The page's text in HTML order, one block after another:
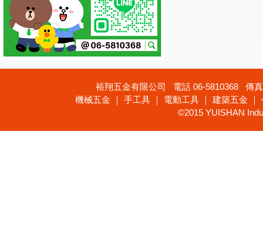
裕翔五金有限公司 電話 06-5810368 傳
機械五金 ｜ 手工具 ｜ 電動工具 ｜ 建築五金
©2015 YUISHAN